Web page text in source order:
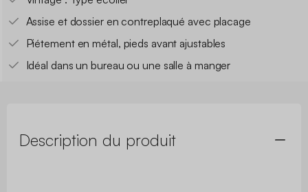
Assise et dossier en contreplaqué avec placage
Piétement en métal, pieds avant ajustables
Idéal dans un bureau ou une salle à manger
Description du produit